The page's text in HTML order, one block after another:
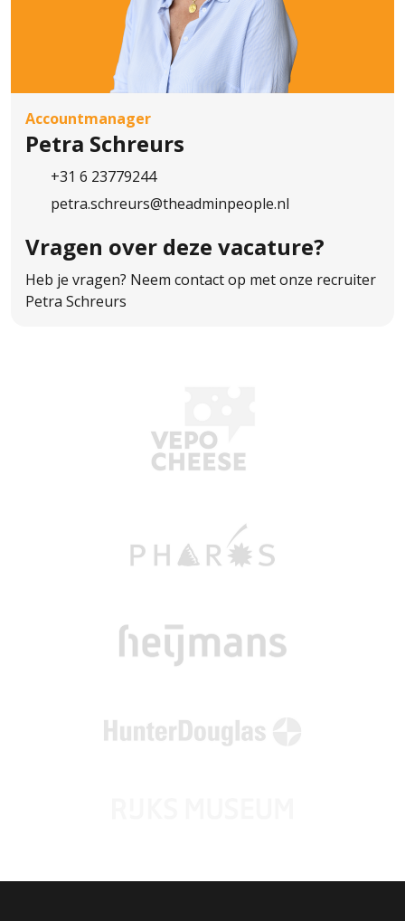
Accountmanager
Petra Schreurs
+31 6 23779244
petra.schreurs@theadminpeople.nl
Vragen over deze vacature?
Heb je vragen? Neem contact op met onze recruiter
Petra Schreurs